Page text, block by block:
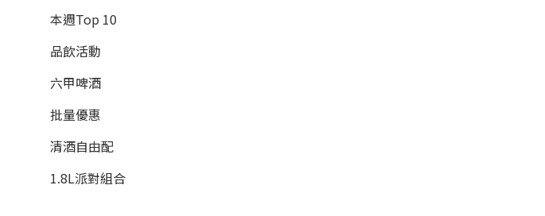
本週Top 10
品飲活動
六甲啤酒
批量優惠
清酒自由配
1.8L派對組合